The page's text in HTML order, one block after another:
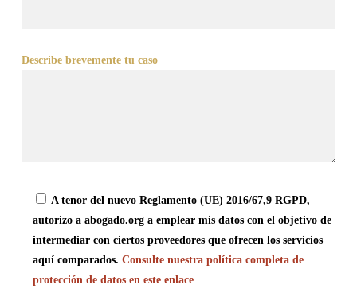
Describe brevemente tu caso
A tenor del nuevo Reglamento (UE) 2016/67,9 RGPD,
autorizo a abogado.org a emplear mis datos con el objetivo de
intermediar con ciertos proveedores que ofrecen los servicios
aquí comparados. Consulte nuestra política completa de
protección de datos en este enlace